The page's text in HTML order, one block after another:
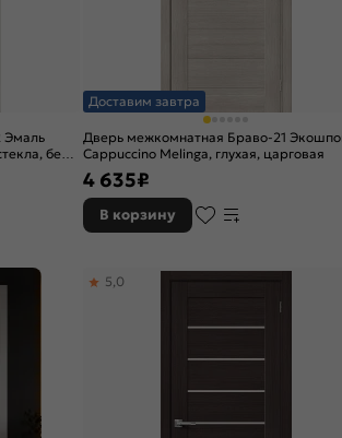
Эмаль
без
Доставим завтра
Дверь межкомнатная Браво-21
Cappuccino Melinga, глухая, царговая
4 635₽
В корзину
5,0